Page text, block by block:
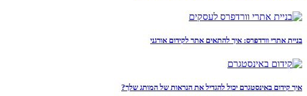
בניית אתרי וורדפרס: איך להתאים אתר לקידום אורגני
איך קידום באינסטגרם יכול להגדיל את הנראות של המותג שלך?